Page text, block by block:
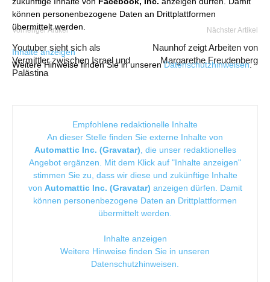
können personenbezogene Daten an Drittplattformen
übermittelt werden.
Inhalte anzeigen
Weitere Hinweise finden Sie in unserenDatenschutzhinweisen.
Vorheriger Artikel
Youtuber sieht sich als
Vermittler zwischen Israel und
Palästina
Nächster Artikel
Naunhof zeigt Arbeiten von
Margarethe Freudenberg
Empfohlene redaktionelle Inhalte
An dieser Stelle finden Sie externe Inhalte von
Automattic Inc. (Gravatar) , die unser redaktionelles
Angebot ergänzen. Mit dem Klick auf "Inhalte anzeigen"
stimmen Sie zu, dass wir diese und zukünftige Inhalte
von Automattic Inc. (Gravatar) anzeigen dürfen. Damit
können personenbezogene Daten an Drittplattformen
übermittelt werden.
Inhalte anzeigen
Weitere Hinweise finden Sie in unseren
Datenschutzhinweisen